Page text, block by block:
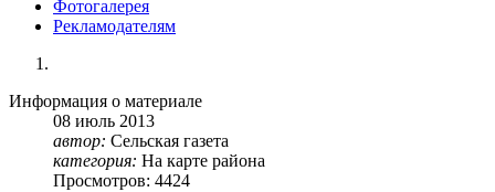
Фотогалерея
Рекламодателям
Информация о материале
08 июль 2013
автор: Сельская газета
категория: На карте района
Просмотров: 4424